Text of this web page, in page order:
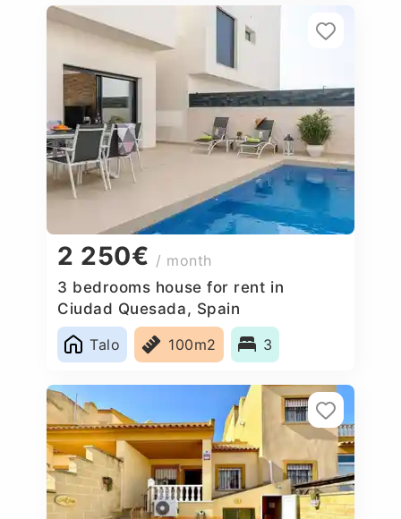
2 250€ / month
3 bedrooms house for rent in
Ciudad Quesada, Spain
Talo
100m2 3